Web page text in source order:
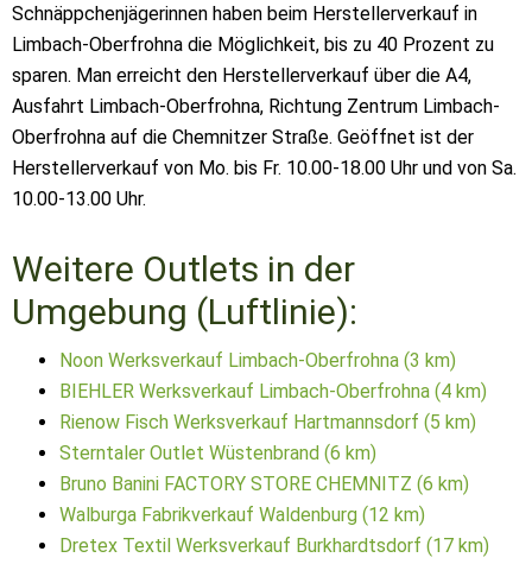
Schnäppchenjägerinnen haben beim Herstellerverkauf in
Limbach-Oberfrohna die Möglichkeit, bis zu 40 Prozent zu
sparen. Man erreicht den Herstellerverkauf über die A4,
Ausfahrt Limbach-Oberfrohna, Richtung Zentrum Limbach-
Oberfrohna auf die Chemnitzer Straße. Geöffnet ist der
Herstellerverkauf von Mo. bis Fr. 10.00-18.00 Uhr und von Sa.
10.00-13.00 Uhr.
Weitere Outlets in der
Umgebung (Luftlinie):
Noon Werksverkauf Limbach-Oberfrohna (3 km)
BIEHLER Werksverkauf Limbach-Oberfrohna (4 km)
Rienow Fisch Werksverkauf Hartmannsdorf (5 km)
Sterntaler Outlet Wüstenbrand (6 km)
Bruno Banini FACTORY STORE CHEMNITZ (6 km)
Walburga Fabrikverkauf Waldenburg (12 km)
Dretex Textil Werksverkauf Burkhardtsdorf (17 km)